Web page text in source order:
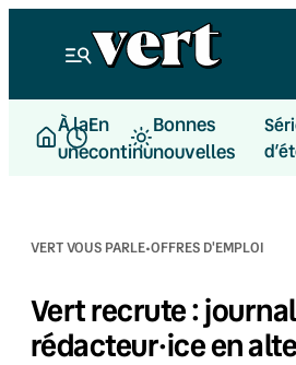
À la
une
En
continu
Bonnes
nouvelles
VERT VOUS PARLE·OFFRES D'EMPLOI
Vert recrute :
rédacteur·ice en